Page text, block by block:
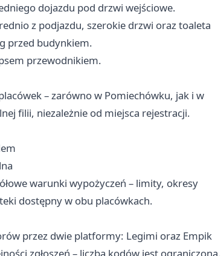
dojazdu pod drzwi wejściowe.
z podjazdu, szerokie drzwi oraz toaleta
przed budynkiem.
przewodnikiem.
– zarówno w Pomiechówku, jak i w
filii, niezależnie od miejsca rejestracji.
warunki wypożyczeń – limity, okresy
dostępny w obu placówkach.
przez dwie platformy: Legimi oraz Empik